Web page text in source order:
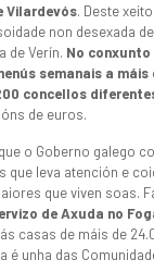
Vilardevós. Deste
non desexada
de Verín. No conxunto
semanais a máis
concellos
de euros.
o Goberno galego
que leva atención e
que viven soas.
de Axuda no
casas de máis de
é unha das